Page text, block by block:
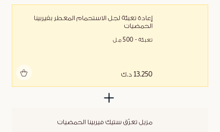
الحمضيات
تعبئة - 500 مل
13.250 د.ك
مزيل تعرّق ستيك فيربينا الحمضيات